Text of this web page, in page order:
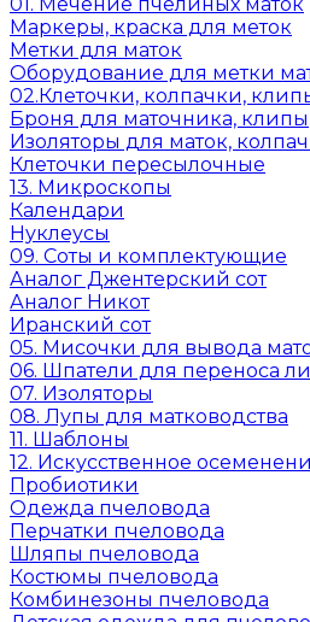
Маркеры, краска для меток
Метки для маток
Оборудование для метки
02.Клеточки, колпачки,
Броня для маточника, клипы
Изоляторы для маток,
Клеточки пересылочные
13. Микроскопы
Календари
Нуклеусы
09. Соты и комплектующие
Аналог Джентерский сот
Аналог Никот
Иранский сот
05. Мисочки для вывода
06. Шпатели для переноса
07. Изоляторы
08. Лупы для матководства
11. Шаблоны
12. Искусственное
Пробиотики
Одежда пчеловода
Перчатки пчеловода
Шляпы пчеловода
Костюмы пчеловода
Комбинезоны пчеловода